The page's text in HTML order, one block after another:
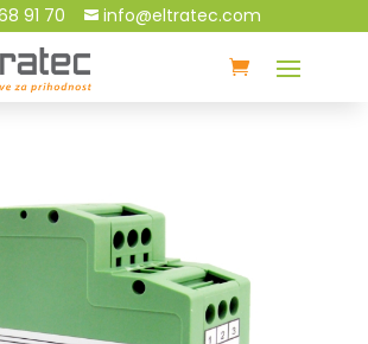
91 70 info@eltratec.com